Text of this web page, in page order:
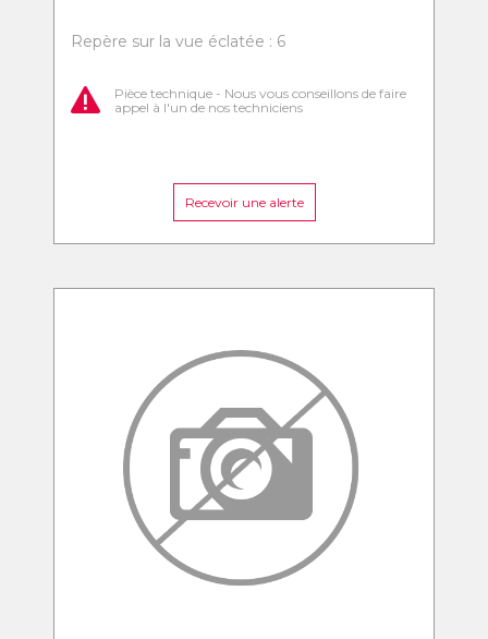
Repère sur la vue éclatée : 6
Pièce technique - Nous vous conseillons de faire
appel à l'un de nos techniciens
Recevoir une alerte